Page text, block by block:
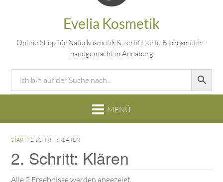
Evelia Kosmetik
Online Shop für Naturkosmetik & zertifizierte Biokosmetik –
handgemacht in Annaberg
START/ 2. SCHRITT: KLÄREN
2. Schritt: Klären
Alle 2 Ergebnisse werden angezeigt